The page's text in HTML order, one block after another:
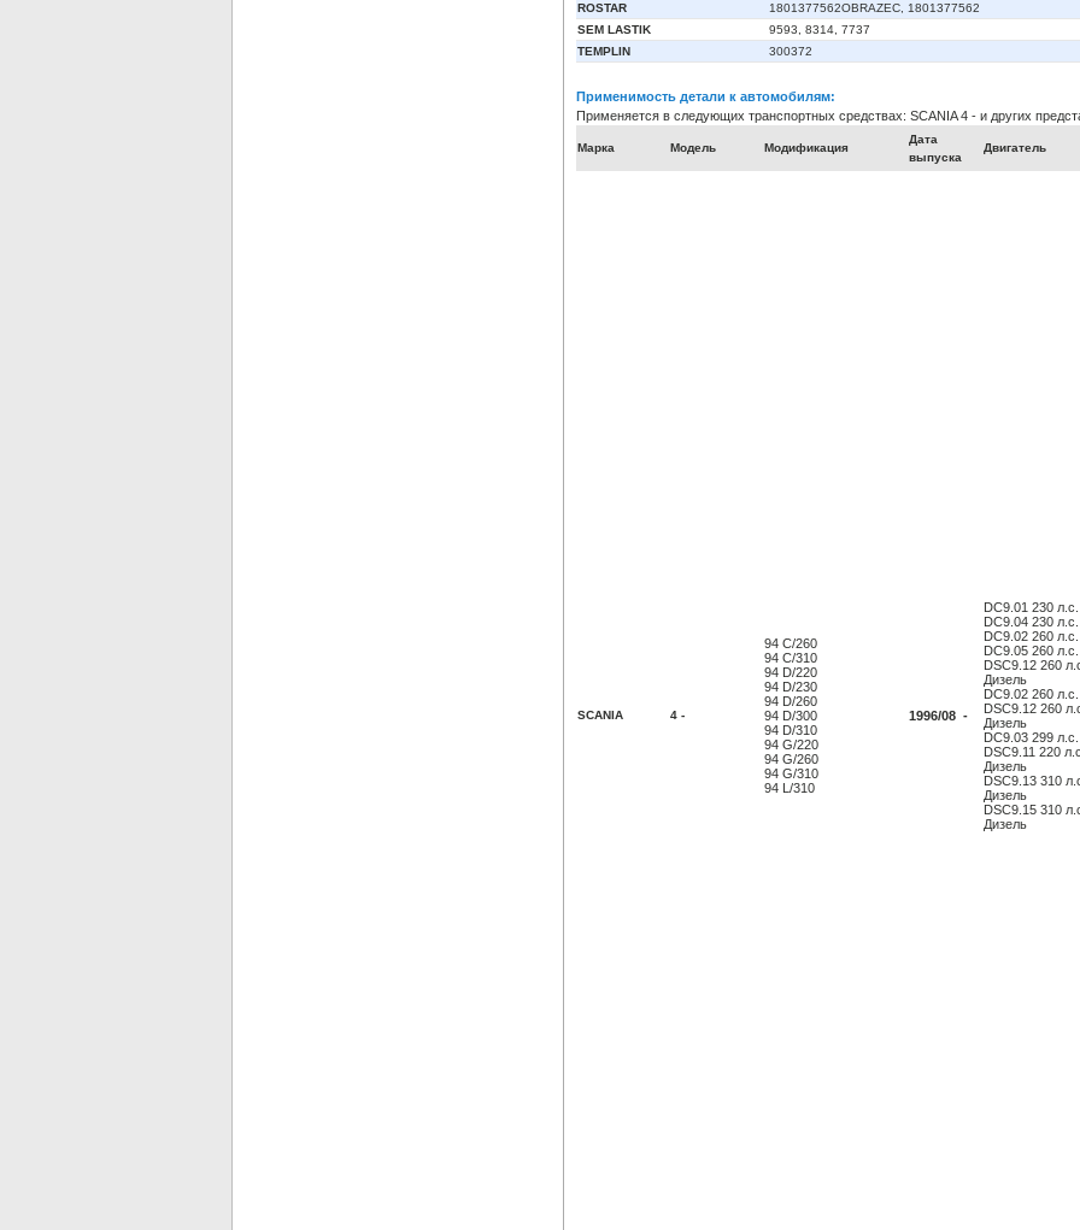
ROSTAR
1801377562OBRAZEC, 1801377562
SEM LASTIK
9593, 8314, 7737
TEMPLIN
300372
Применимость детали к автомобилям:
Применяется в следующих транспортных средствах: SCANIA 4 - и других
Марка Модель Модификация
Дата
выпуска
Двигатель
SCANIA 4 -
94 C/260
94 C/310
94 D/220
94 D/230
94 D/260
94 D/300
94 D/310
94 G/220
94 G/260
94 G/310
94 L/310
1996/08 -
DC9.01 230
DC9.04 230
DC9.02 260
DC9.05 260
DSC9.12 260
Дизель
DC9.02 260
DSC9.12 260
Дизель
DC9.03 299
DSC9.11 220
Дизель
DSC9.13 310
Дизель
DSC9.15 310
Дизель